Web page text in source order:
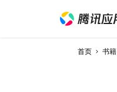
首页 书籍